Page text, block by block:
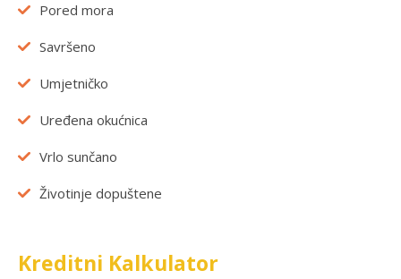
Pored mora
Savršeno
Umjetničko
Uređena okućnica
Vrlo sunčano
Životinje dopuštene
Kreditni Kalkulator